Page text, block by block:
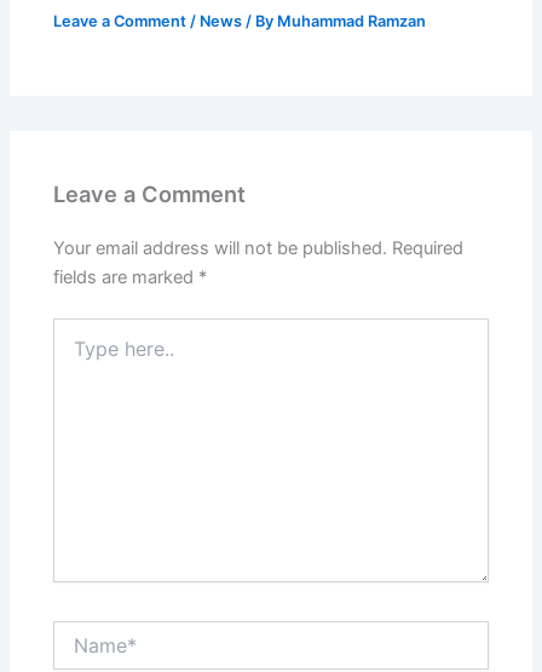
Leave a Comment / News / By Muhammad Ramzan
Leave a Comment
Your email address will not be published. Required
fields are marked *
here..